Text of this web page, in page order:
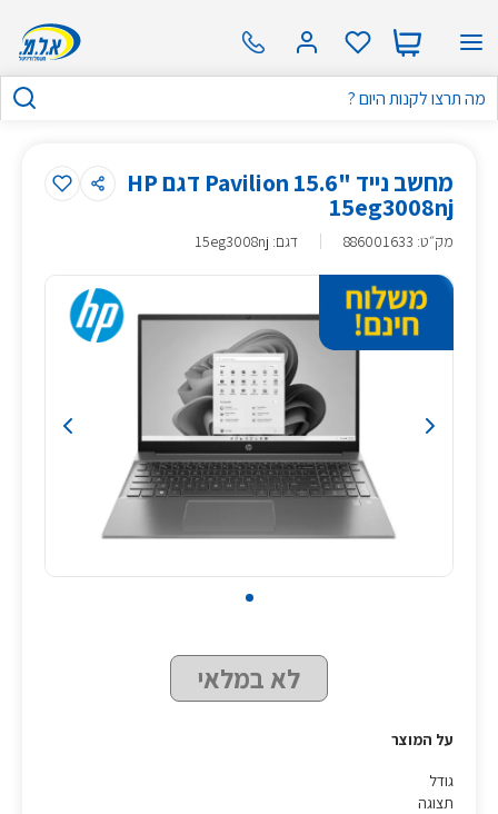
מחשב נייד "15.6 Pavilion דגם HP
15eg3008nj
מק״ט:
886001633 דגם: 15eg3008nj
לא במלאי
על המוצר
גודל
תצוגה